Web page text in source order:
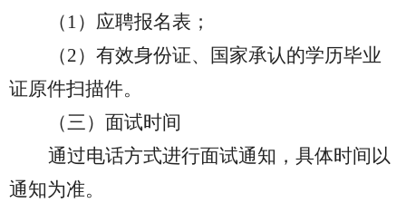
（1）应聘报名表；
（2）有效身份证、国家承认的学历毕业
证原件扫描件。
（三）面试时间
通过电话方式进行面试通知，具体时间以
通知为准。